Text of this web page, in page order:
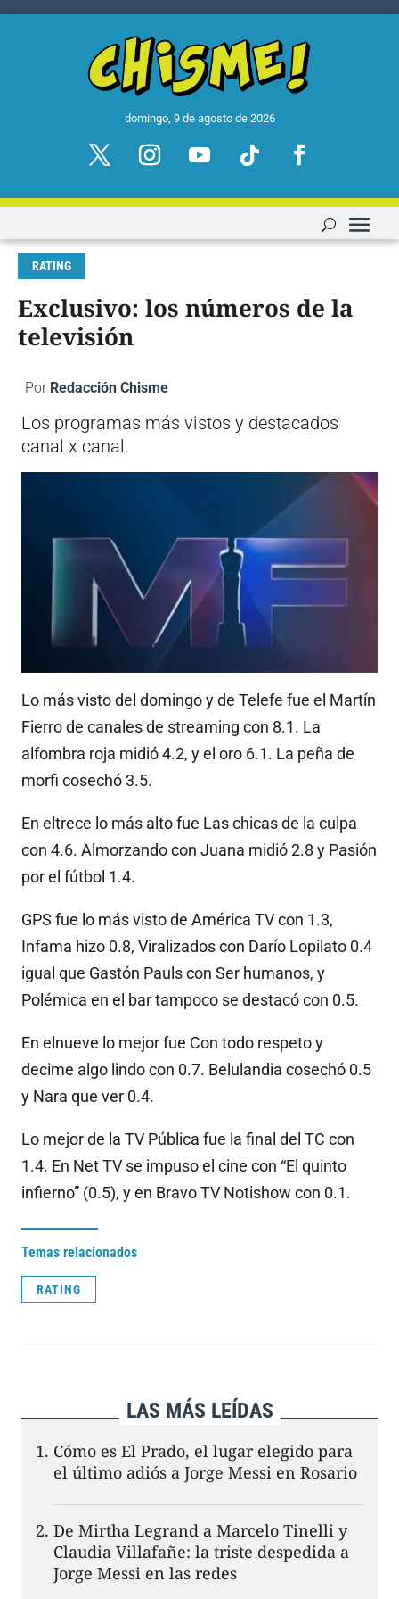
domingo, 9 de agosto de 2026
RATING
Exclusivo: los números de la
televisión
Por Redacción Chisme
Los programas más vistos y destacados
canal x canal.
Lo más visto del domingo y de Telefe fue el Martín
Fierro de canales de streaming con 8.1. La
alfombra roja midió 4.2, y el oro 6.1. La peña de
morfi cosechó 3.5.
En eltrece lo más alto fue Las chicas de la culpa
con 4.6. Almorzando con Juana midió 2.8 y Pasión
por el fútbol 1.4.
GPS fue lo más visto de América TV con 1.3,
Infama hizo 0.8, Viralizados con Darío Lopilato 0.4
igual que Gastón Pauls con Ser humanos, y
Polémica en el bar tampoco se destacó con 0.5.
En elnueve lo mejor fue Con todo respeto y
decime algo lindo con 0.7. Belulandia cosechó 0.5
y Nara que ver 0.4.
Lo mejor de la TV Pública fue la final del TC con
1.4. En Net TV se impuso el cine con “El quinto
infierno” (0.5), y en Bravo TV Notishow con 0.1.
Temas relacionados
RATING
LAS MÁS LEÍDAS
Cómo es El Prado, el lugar elegido para
el último adiós a Jorge Messi en Rosario
De Mirtha Legrand a Marcelo Tinelli y
Claudia Villafañe: la triste despedida a
Jorge Messi en las redes